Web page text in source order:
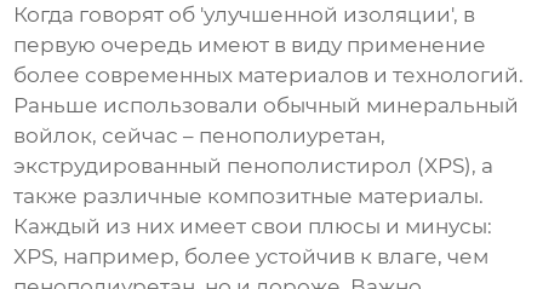
Когда говорят об 'улучшенной изоляции', в
первую очередь имеют в виду применение
более современных материалов и технологий.
Раньше использовали обычный минеральный
войлок, сейчас – пенополиуретан,
экструдированный пенополистирол (XPS), а
также различные композитные материалы.
Каждый из них имеет свои плюсы и минусы:
XPS, например, более устойчив к влаге, чем